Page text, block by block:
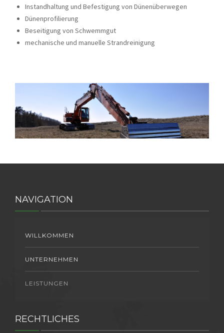
Instandhaltung und Befestigung von Dünenüberwegen
Dünenprofilierung
Beseitigung von Schwemmgut
mechanische und manuelle Strandreinigung
NAVIGATION
WILLKOMMEN
UNTERNEHMEN
LEISTUNGEN
RECHTLICHES